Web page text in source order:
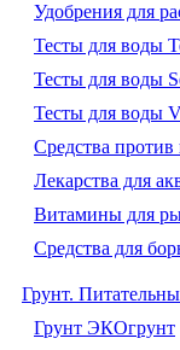
Удобрения для
Тесты для воды
Тесты для воды
Тесты для воды
Средства против
Лекарства для
Витамины для
Средства для
Грунт.
Грунт ЭКОгрунт